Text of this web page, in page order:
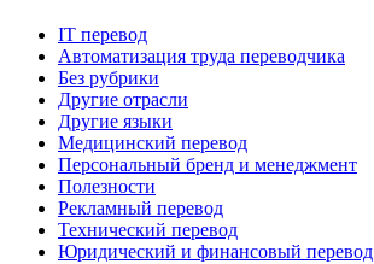
IT перевод
Автоматизация труда переводчика
Без рубрики
Другие отрасли
Другие языки
Медицинский перевод
Персональный бренд и менеджмент
Полезности
Рекламный перевод
Технический перевод
Юридический и финансовый перевод